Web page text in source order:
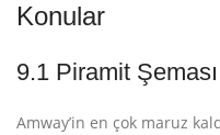
Konular
9.1 Piramit
Amway’in en çok maruz